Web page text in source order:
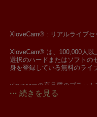
XloveCam® : リアルライブセ
XloveCam® は、100,000人以
選択のハードまたはソフトの
身を登録している無料のライ
xlovecamの高品質のプラット
アマチュアカムの女性を提供
続きを見る